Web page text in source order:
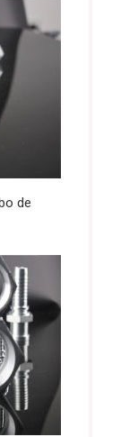
de